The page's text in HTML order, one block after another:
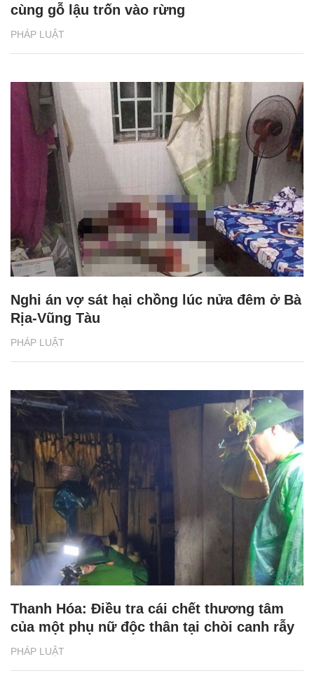
PHÁP LUẬT
cùng gỗ lậu trốn vào rừng
PHÁP LUẬT
Nghi án vợ sát hại chồng lúc nửa đêm ở Bà
Rịa-Vũng Tàu
PHÁP LUẬT
Thanh Hóa: Điều tra cái chết thương tâm
của một phụ nữ độc thân tại chòi canh rẫy